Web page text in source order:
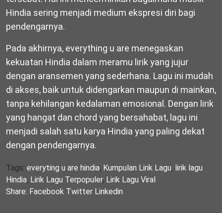
Hindia sering menjadi medium ekspresi diri bagi
pendengarnya.
Pada akhirnya, everything u are menegaskan
kekuatan Hindia dalam meramu lirik yang jujur
dengan aransemen yang sederhana. Lagu ini mudah
di akses, baik untuk didengarkan maupun di mainkan,
tanpa kehilangan kedalaman emosional. Dengan lirik
yang hangat dan chord yang bersahabat, lagu ini
menjadi salah satu karya Hindia yang paling dekat
dengan pendengarnya.
Tags: everyting u are hindia, Kumpulan Lirik Lagu, lirik lagu
Hindia, Lirik Lagu Terpopuler, Lirik Lagu Viral
Share: Facebook Twitter Linkedin